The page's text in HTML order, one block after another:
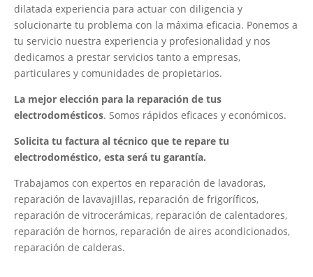
dilatada experiencia para actuar con diligencia y
solucionarte tu problema con la máxima eficacia. Ponemos a
tu servicio nuestra experiencia y profesionalidad y nos
dedicamos a prestar servicios tanto a empresas,
particulares y comunidades de propietarios.
La mejor elección para la reparación de tus
electrodomésticos. Somos rápidos eficaces y económicos.
Solicita tu factura al técnico que te repare tu
electrodoméstico, esta será tu garantía.
Trabajamos con expertos en reparación de lavadoras,
reparación de lavavajillas, reparación de frigoríficos,
reparación de vitrocerámicas, reparación de calentadores,
reparación de hornos, reparación de aires acondicionados,
reparación de calderas.